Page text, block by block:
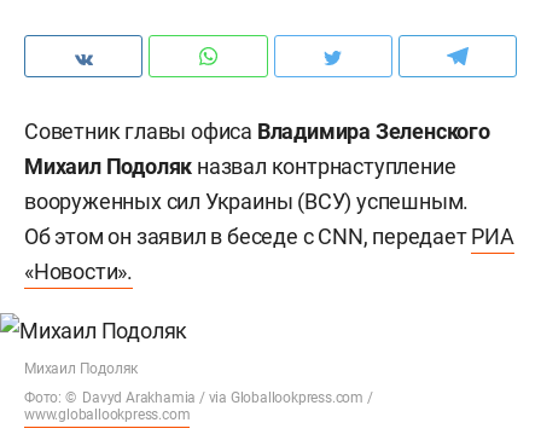
Советник главы офиса Владимира Зеленского
Михаил Подоляк назвал контрнаступление
вооруженных сил Украины (ВСУ) успешным.
Об этом он заявил в беседе с CNN, передаетРИА
«Новости».
Михаил Подоляк
Фото: © Davyd Arakhamia / via Globallookpress.com /
www.globallookpress.com